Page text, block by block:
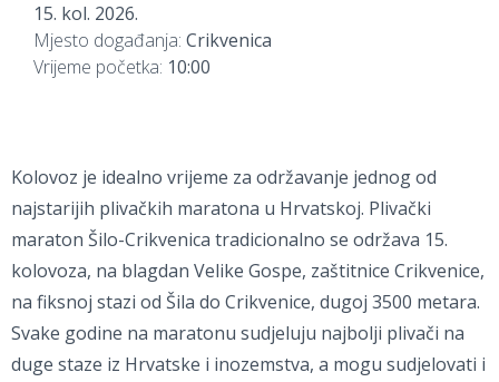
15. kol. 2026.
Mjesto događanja: Crikvenica
Vrijeme početka: 10:00
Kolovoz je idealno vrijeme za održavanje jednog od
najstarijih plivačkih maratona u Hrvatskoj. Plivački
maraton Šilo-Crikvenica tradicionalno se održava 15.
kolovoza, na blagdan Velike Gospe, zaštitnice Crikvenice,
na fiksnoj stazi od Šila do Crikvenice, dugoj 3500 metara.
Svake godine na maratonu sudjeluju najbolji plivači na
duge staze iz Hrvatske i inozemstva, a mogu sudjelovati i